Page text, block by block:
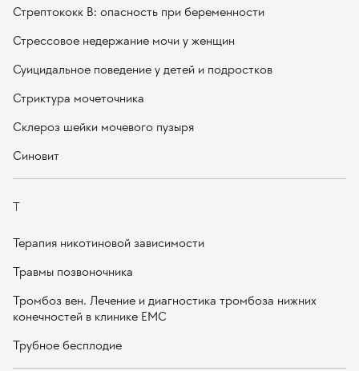
Стрептококк В: опасность при беременности
Стрессовое недержание мочи у женщин
Суицидальное поведение у детей и подростков
Стриктура мочеточника
Склероз шейки мочевого пузыря
Синовит
Т
Терапия никотиновой зависимости
Травмы позвоночника
Тромбоз вен. Лечение и диагностика тромбоза нижних
конечностей в клинике ЕМС
Трубное бесплодие